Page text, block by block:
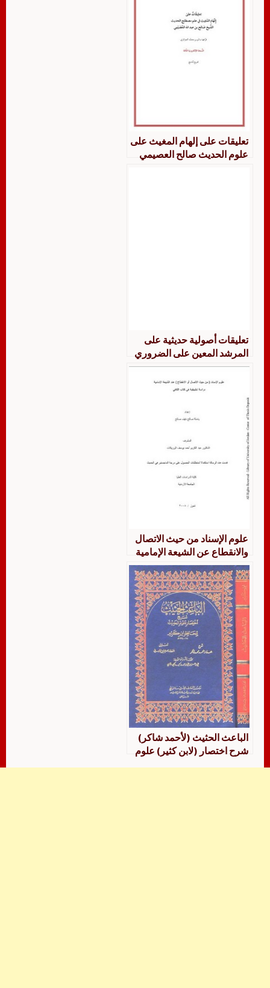
تعليقات على إلهام المغيث على
علوم الحديث صالح العصيمي
تعليقات أصولية حديثية على
المرشد المعين على الضروري
من علوم الدين
علوم الإسناد من حيث الاتصال
والانقطاع عن الشيعة الإمامية
دراسة تطبيقية على الكافي
الباعث الحثيث (لأحمد شاكر)
شرح اختصار (لابن كثير) علوم